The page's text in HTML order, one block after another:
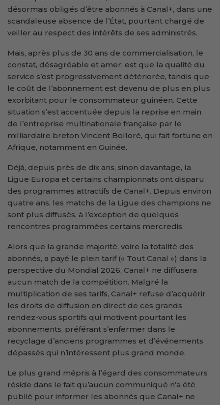
désormais obligés d’être abonnés à Canal+, dans une
scandaleuse absence de l’État, pourtant chargé de
veiller au respect des intérêts de ses administrés.
Mais, après plus de 30 ans de commercialisation, le
constat, désagréable et amer, est que la qualité du
service s’est progressivement détériorée, tandis que
le coût de l’abonnement est devenu de plus en plus
exorbitant pour le consommateur guinéen. Cette
situation s’est accentuée depuis la reprise en main
de l’entreprise multinationale française par le
milliardaire breton Vincent Bolloré, qui fait fortune en
Afrique, notamment en Guinée.
Déjà, depuis près de dix ans, sinon davantage, la
Ligue Europa et certains championnats ont disparu
des programmes attractifs de Canal+. Depuis environ
quatre ans, les matchs de la Ligue des champions ne
sont plus diffusés, à l’exception de quelques
rencontres programmées certains mercredis.
Alors que la grande majorité, voire la totalité des
abonnés, a payé le plein tarif (« Tout Canal ») dans la
perspective du Mondial 2026, Canal+ ne diffusera
aucun match de la compétition. Malgré la
multiplication de ses tarifs, Canal+ refuse d’acquérir
les droits de diffusion en direct de ces grands
rendez-vous sportifs qui motivent pourtant les
abonnements, préférant s’enfermer dans le
recyclage d’anciens programmes et d’événements
dépassés qui n’intéressent plus grand monde.
Le plus grand mépris à l’égard des consommateurs
réside dans le fait qu’aucun communiqué n’a été
publié pour informer les abonnés que Canal+ ne